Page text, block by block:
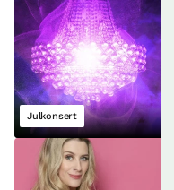
Julkonsert